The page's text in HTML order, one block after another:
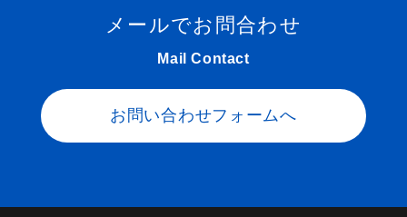
メールでお問合わせ
Mail Contact
お問い合わせフォームへ